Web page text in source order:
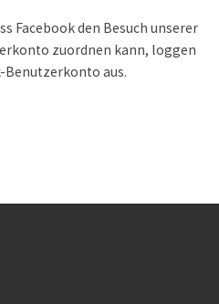
Facebook den Besuch unserer
zuordnen kann, loggen
Benutzerkonto aus.